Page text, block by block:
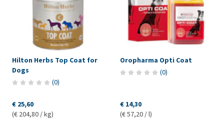
Hilton Herbs Top Coat for
Dogs
(0)
€ 25,60
(€ 204,80 / kg)
Oropharma Opti Coat
(0)
€ 14,30
(€ 57,20 / l)